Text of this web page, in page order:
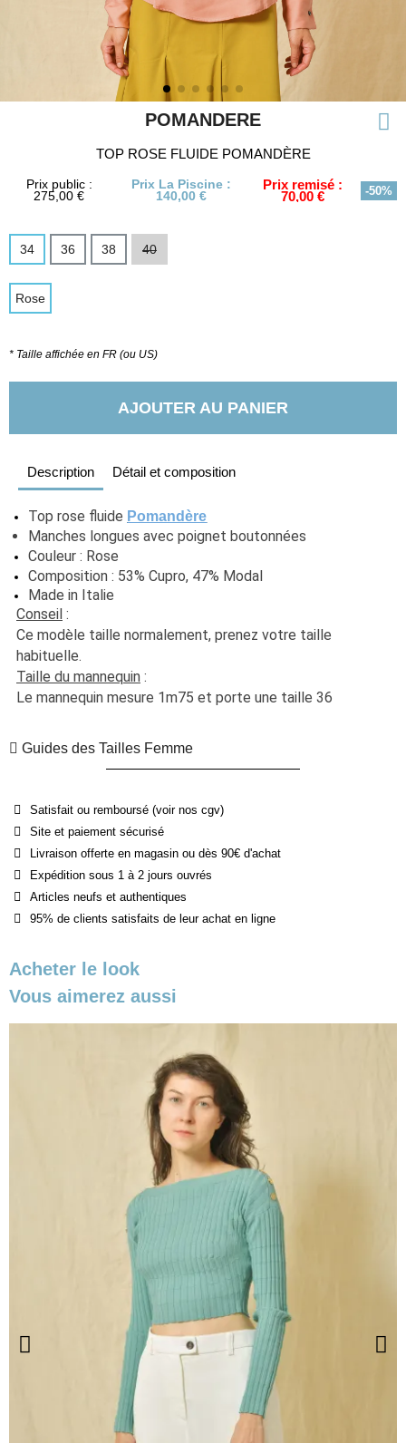
POMANDERE
TOP ROSE FLUIDE POMANDÈRE
Prix public :
275,00 €
Prix La Piscine :
140,00 €
Prix remisé :
70,00 € -50%
34 36 38 40
Rose
* Taille affichée en FR (ou US)
AJOUTER AU PANIER
Description Détail et composition
Top rose fluide Pomandère
Manches longues avec poignet boutonnées
Couleur : Rose
Composition : 53% Cupro, 47% Modal
Made in Italie
Conseil :
Ce modèle taille normalement, prenez votre taille
habituelle.
Taille du mannequin :
Le mannequin mesure 1m75 et porte une taille 36
Guides des Tailles Femme
Satisfait ou remboursé (voir nos cgv)
Site et paiement sécurisé
Livraison offerte en magasin ou dès 90€ d'achat
Expédition sous 1 à 2 jours ouvrés
Articles neufs et authentiques
95% de clients satisfaits de leur achat en ligne
Acheter le look
Vous aimerez aussi